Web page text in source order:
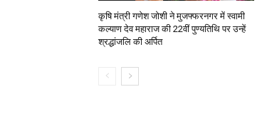
कृषि मंत्री गणेश जोशी ने मुजफ्फरनगर में स्वामी
कल्याण देव महाराज की 22वीं पुण्यतिथि पर उन्हें
श्रद्धांजलि की अर्पित